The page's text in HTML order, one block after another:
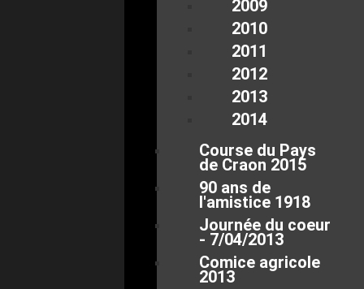
2009
2010
2011
2012
2013
2014
Course du Pays
de Craon 2015
90 ans de
l'amistice 1918
Journée du coeur
- 7/04/2013
Comice agricole
2013